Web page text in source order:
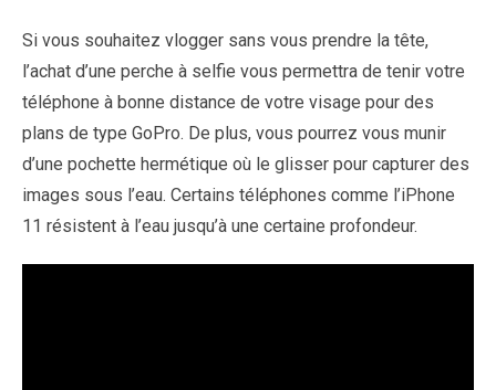
Si vous souhaitez vlogger sans vous prendre la tête,
l’achat d’une perche à selfie vous permettra de tenir votre
téléphone à bonne distance de votre visage pour des
plans de type GoPro. De plus, vous pourrez vous munir
d’une pochette hermétique où le glisser pour capturer des
images sous l’eau. Certains téléphones comme l’iPhone
11 résistent à l’eau jusqu’à une certaine profondeur.